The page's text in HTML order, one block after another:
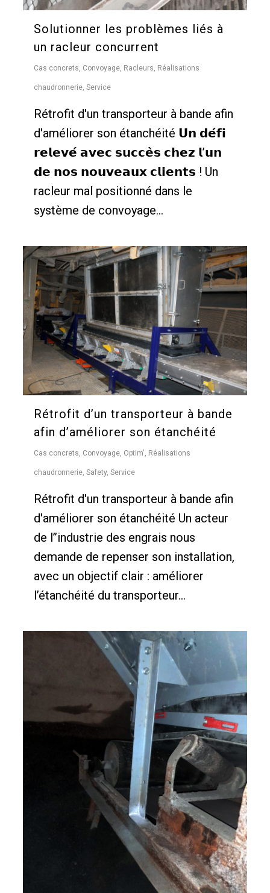
Solutionner les problèmes liés à
un racleur concurrent
Cas concrets, Convoyage, Racleurs, Réalisations
chaudronnerie,Service
Rétrofit d'un transporteur à bande afin
d'améliorer son étanchéité 𝗨𝗻 𝗱𝗲́𝗳𝗶
𝗿𝗲𝗹𝗲𝘃𝗲́ 𝗮𝘃𝗲𝗰 𝘀𝘂𝗰𝗰𝗲̀𝘀 𝗰𝗵𝗲𝘇 𝗹’𝘂𝗻
𝗱𝗲 𝗻𝗼𝘀 𝗻𝗼𝘂𝘃𝗲𝗮𝘂𝘅 𝗰𝗹𝗶𝗲𝗻𝘁𝘀 ! Un
racleur mal positionné dans le
système de convoyage...
Rétrofit d’un transporteur à bande
afin d’améliorer son étanchéité
Cas concrets, Convoyage, Optim', Réalisations
chaudronnerie,Safety,Service
Rétrofit d'un transporteur à bande afin
d'améliorer son étanchéité Un acteur
de l’’industrie des engrais nous
demande de repenser son installation,
avec un objectif clair : améliorer
l’étanchéité du transporteur...